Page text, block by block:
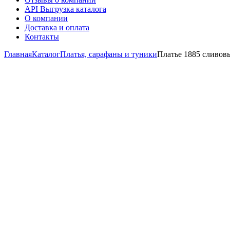
API Выгрузка каталога
О компании
Доставка и оплата
Контакты
ГлавнаяКаталогПлатья, сарафаны и туникиПлатье 1885